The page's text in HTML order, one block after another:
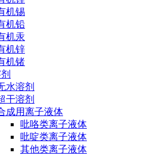
机锡
机铅
机汞
机锌
机锗
水溶剂
干溶剂
成用离子液体
吡咯类离子液体
吡啶类离子液体
其他类离子液体